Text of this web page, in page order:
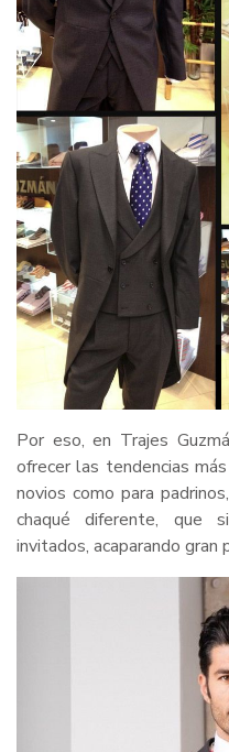
Por eso, en Trajes
ofrecer las tendencias
novios como para
chaqué diferente, que
invitados, acaparando gran